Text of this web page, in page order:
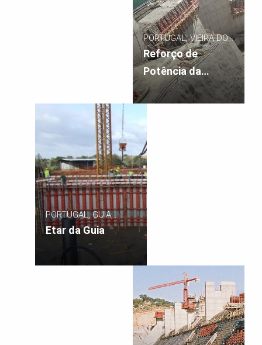
PORTUGAL, VIEIRA DO
MINHO
Reforço de
Potência da
Venda Nova III
PORTUGAL, GUIA,
ALBUFEIRA
Etar da Guia